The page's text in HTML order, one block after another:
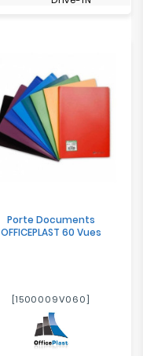
Porte Documents
OFFICEPLAST 60 Vues
[1500009V060]